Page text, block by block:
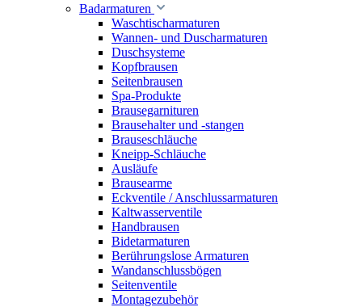
Badarmaturen
Waschtischarmaturen
Wannen- und Duscharmaturen
Duschsysteme
Kopfbrausen
Seitenbrausen
Spa-Produkte
Brausegarnituren
Brausehalter und -stangen
Brauseschläuche
Kneipp-Schläuche
Ausläufe
Brausearme
Eckventile / Anschlussarmaturen
Kaltwasserventile
Handbrausen
Bidetarmaturen
Berührungslose Armaturen
Wandanschlussbögen
Seitenventile
Montagezubehör